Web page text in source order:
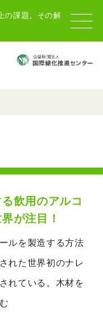
の課題。その解
飲用のアルコ
が注目！
ルを製造する方法
れた世界初のナレ
れている。木材を